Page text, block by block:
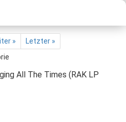
»
Letzter »
All The Times (RAK LP